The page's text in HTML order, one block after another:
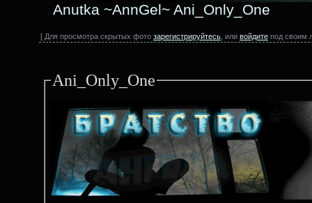
Anutka ~AnnGel~ Ani_Only_One
[ Для просмотра скрытых фото зарегистрируйтесь , или войдите под своим
Ani_Only_One